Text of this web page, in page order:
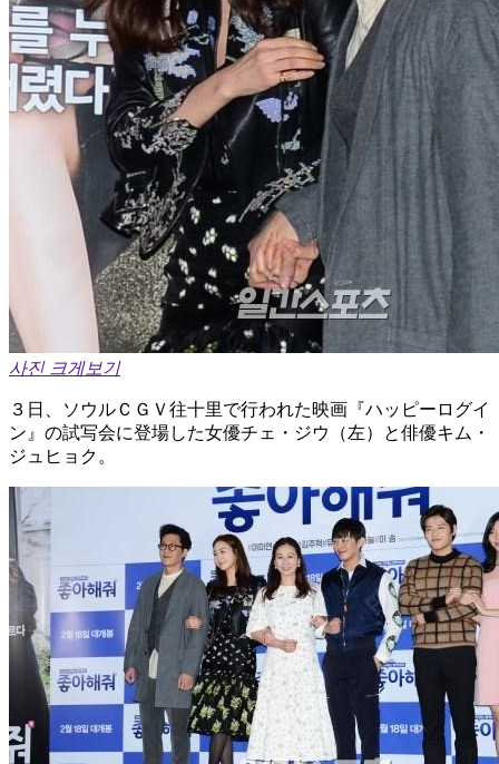
사진 크게보기
３日、ソウルＣＧＶ往十里で行われた映画『ハッピーログイ
ン』の試写会に登場した女優チェ・ジウ（左）と俳優キム・
ジュヒョク。